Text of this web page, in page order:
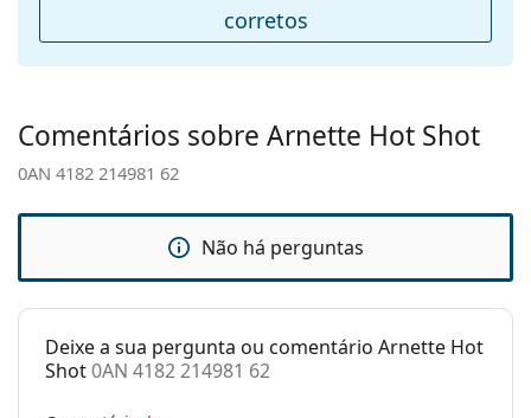
Não
Acessórios
Estojo:
Pano de
Sim
Outros
Categoria:
Óculos de sol
corretos
Comentários sobre Arnette Hot Shot
0AN 4182 214981 62
Não há perguntas
Deixe a sua pergunta ou comentário Arnette Hot
Shot0AN 4182 214981 62